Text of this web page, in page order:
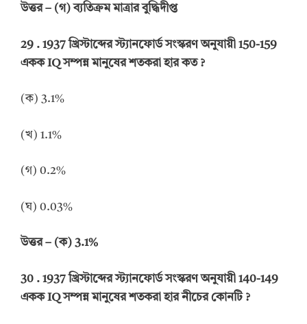
উত্তর– (গ) ব্যতিক্রম মাত্রার বুদ্ধিদীপ্ত
29 . 1937 খ্রিস্টাব্দের স্ট্যানফোর্ড সংস্করণ অনুযায়ী 150-159
এককIQসম্পন্ন মানুষের শতকরা হার কত ?
(ক) 3.1%
(খ) 1.1%
(গ) 0.2%
(ঘ) 0.03%
উত্তর– (ক) 3.1%
30 . 1937 খ্রিস্টাব্দের স্ট্যানফোর্ড সংস্করণ অনুযায়ী 140-149
এককIQসম্পন্ন মানুষের শতকরা হার নীচের কোনটি ?